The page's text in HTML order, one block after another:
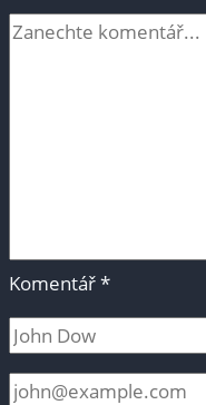
Komentář*